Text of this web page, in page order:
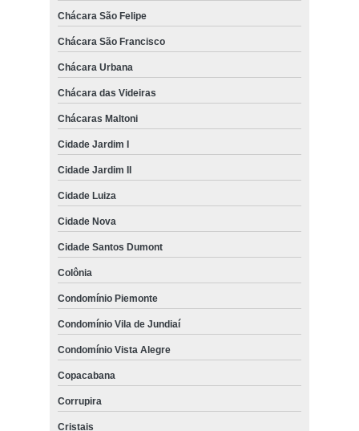
Chácara São Felipe
Chácara São Francisco
Chácara Urbana
Chácara das Videiras
Chácaras Maltoni
Cidade Jardim I
Cidade Jardim II
Cidade Luiza
Cidade Nova
Cidade Santos Dumont
Colônia
Condomínio Piemonte
Condomínio Vila de Jundiaí
Condomínio Vista Alegre
Copacabana
Corrupira
Cristais